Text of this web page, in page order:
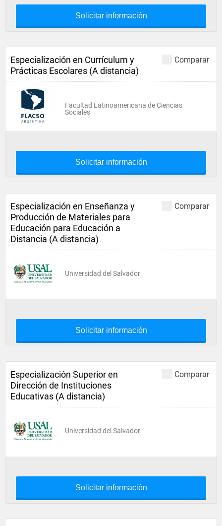
Solicitar información
Comparar
Especialización en Currículum y
Prácticas Escolares (A distancia)
Facultad Latinoamericana de Ciencias
Sociales
Solicitar información
Comparar
Especialización en Enseñanza y
Producción de Materiales para
Educación para Educación a
Distancia (A distancia)
Universidad del Salvador
Solicitar información
Comparar
Especialización Superior en
Dirección de Instituciones
Educativas (A distancia)
Universidad del Salvador
Solicitar información